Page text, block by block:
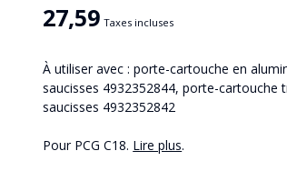
27,59 Taxes incluses
À utiliser avec : porte-cartouche en
saucisses 4932352844, porte-cartouche
saucisses 4932352842
Pour PCG C18. Lire plus.